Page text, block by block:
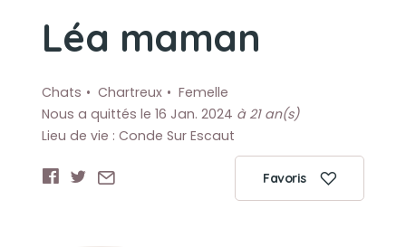
Léa maman
Chats Chartreux
Femelle
Nous a quittés le 16 Jan. 2024 à 21 an(s)
Lieu de vie : Conde Sur Escaut
Favoris